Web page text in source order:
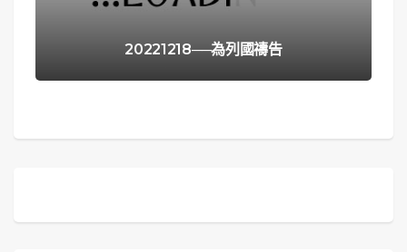
20221218──為列國禱告